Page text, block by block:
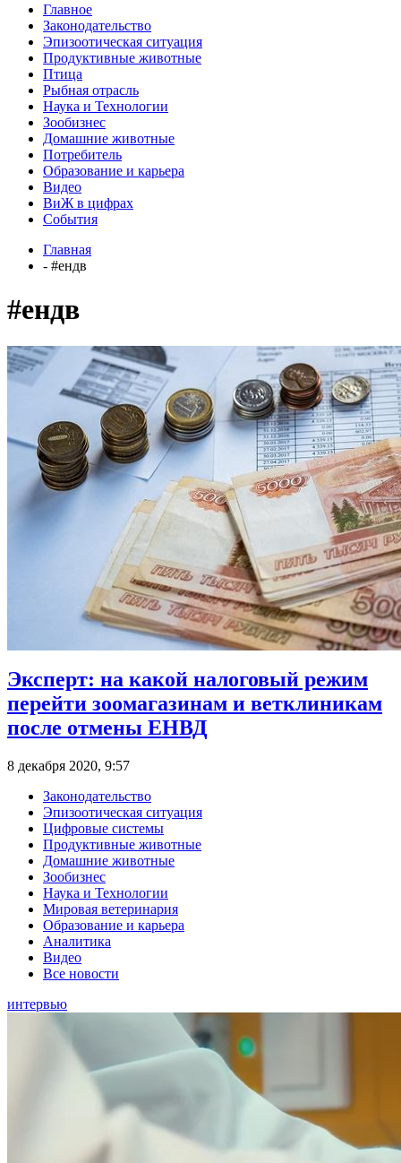
Главное
Законодательство
Эпизоотическая ситуация
Продуктивные животные
Птица
Рыбная отрасль
Наука и Технологии
Зообизнес
Домашние животные
Потребитель
Образование и карьера
Видео
ВиЖ в цифрах
События
Главная
- #ендв
#ендв
Эксперт: на какой налоговый режим
перейти зоомагазинам и ветклиникам
после отмены ЕНВД
8 декабря 2020, 9:57
Законодательство
Эпизоотическая ситуация
Цифровые системы
Продуктивные животные
Домашние животные
Зообизнес
Наука и Технологии
Мировая ветеринария
Образование и карьера
Аналитика
Видео
Все новости
интервью